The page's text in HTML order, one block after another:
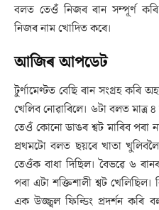
বলত তেওঁ নিজৰ ৰান সম্পূৰ্ণ কৰি
নিজৰ নাম খোদিত কৰে।
আজিৰ আপডেট
টুৰ্ণামেণ্টত বেছি ৰান সংগ্ৰহ কৰি
খেলিব নোৱাৰিলে। ৬টা বলত
তেওঁ কোনো ডাঙৰ শ্বট মাৰিব পৰা
প্ৰথমটো বলত ছয়ৰে খাতা
তেওঁক বাধা দিছিল। বৈভৱে ৬
পৰা এটা শক্তিশালী শ্বট খেলিছিল।
এক উজ্জ্বল ফিল্ডিং প্ৰদৰ্শন কৰি